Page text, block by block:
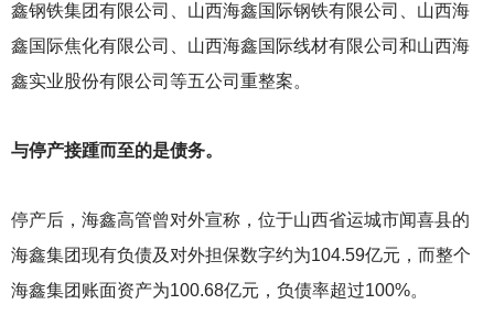
鑫钢铁集团有限公司、山西海鑫国际钢铁有限公司、山西海
鑫国际焦化有限公司、山西海鑫国际线材有限公司和山西海
鑫实业股份有限公司等五公司重整案。
与停产接踵而至的是债务。
停产后，海鑫高管曾对外宣称，位于山西省运城市闻喜县的
海鑫集团现有负债及对外担保数字约为104.59亿元，而整个
海鑫集团账面资产为100.68亿元，负债率超过100%。